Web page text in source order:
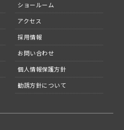
ショールーム
アクセス
採用情報
お問い合わせ
個人情報保護方針
勧誘方針について